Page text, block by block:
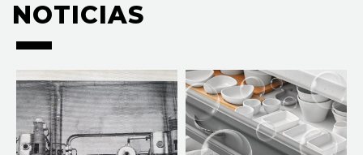
NOTICIAS
NOTICIAS